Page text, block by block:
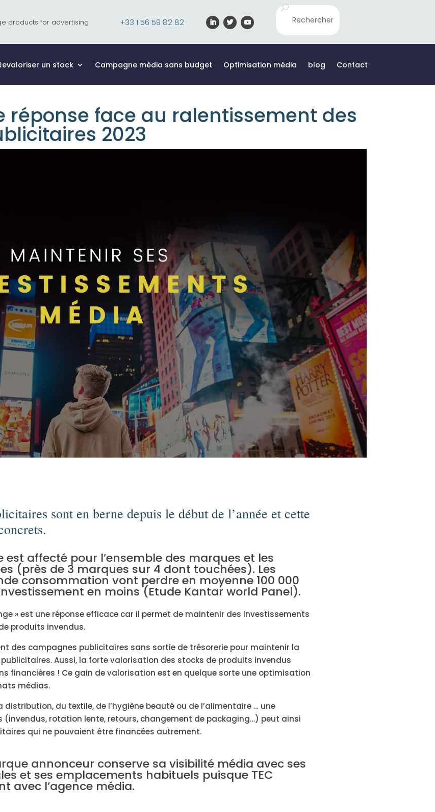
products for advertising +33 1 56 59 82 82
un stock Campagne média sans budget Optimisation média blog Contact
réponse face au ralentissement des
2023
sont en berne depuis le début de l’année et cette
est affecté pour l’ensemble des marques et les
(près de 3 marques sur 4 dont touchées). Les
consommation vont perdre en moyenne 100 000
en moins (Etude Kantar world Panel).
» est une réponse efficace car il permet de maintenir des investissements
produits invendus.
des campagnes publicitaires sans sortie de trésorerie pour maintenir la
Aussi, la forte valorisation des stocks de produits invendus
financières ! Ce gain de valorisation est en quelque sorte une optimisation
médias.
distribution, du textile, de l’hygiène beauté ou de l’alimentaire … une
(invendus, rotation lente, retours, changement de packaging…) peut ainsi
qui ne pouvaient être financées autrement.
annonceur conserve sa visibilité média avec ses
et ses emplacements habituels puisque TEC
avec l’agence média.